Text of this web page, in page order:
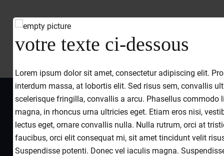
votre texte ci-dessous
Lorem ipsum dolor sit amet, consectetur adipiscing elit.
interdum massa, at lobortis elit. Sed risus sem, convallis
scelerisque fringilla, convallis a arcu. Phasellus commodo
magna, in rhoncus urna ultricies eget. Etiam eros nisi,
lectus eget, ornare convallis nulla. Nulla rutrum, orci at
faucibus, orci elit consequat mi, sit amet tincidunt velit
Suspendisse potenti. Donec vel iaculis magna.
Contactez-nous
Cap Martin Properties 26 Avenue Paul Doumer06190
Roquebrune-Cap-Martin France
+33 4 22 13 51 51